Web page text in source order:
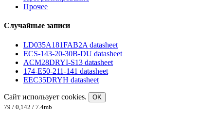
Прочее
Случайные записи
LD035A181FAB2A datasheet
ECS-143-20-30B-DU datasheet
ACM28DRYI-S13 datasheet
174-E50-211-141 datasheet
EEC35DRYH datasheet
Сайт использует cookies.
OK
79 / 0,142 / 7.4mb